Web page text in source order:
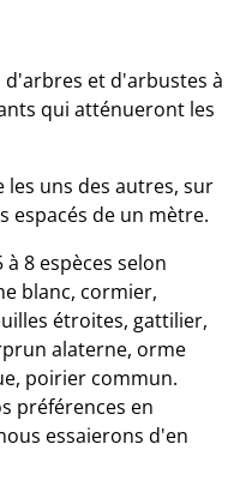
d'arbres et d'arbustes à
qui atténueront les
les uns des autres, sur
espacés de un mètre.
8 espèces selon
blanc, cormier,
étroites, gattilier,
alaterne, orme
poirier commun.
préférences en
essaierons d'en